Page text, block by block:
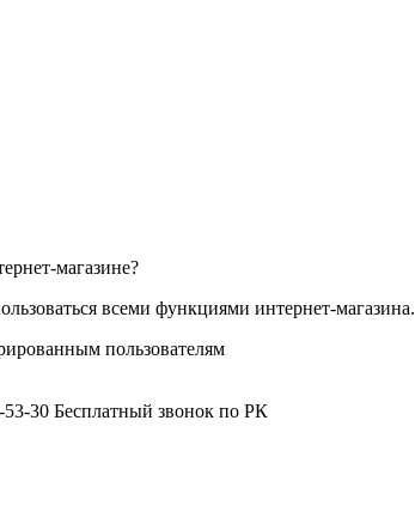
магазине?
всеми функциями интернет-магазина.
пользователям